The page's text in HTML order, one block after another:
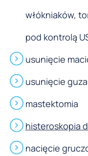
włókniaków,
pod kontrolą
usunięcie
usunięcie
mastektomia
histeroskopia
nacięcie